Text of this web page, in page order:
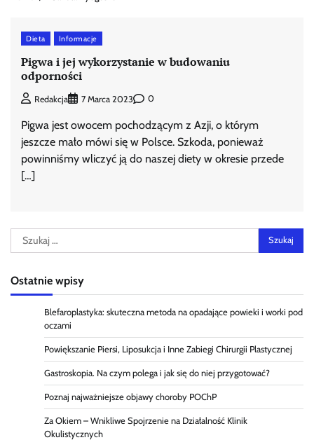
Dieta Informacje
Pigwa i jej wykorzystanie w budowaniu
odporności
Redakcja 7 Marca 2023 0
Pigwa jest owocem pochodzącym z Azji, o którym
jeszcze mało mówi się w Polsce. Szkoda, ponieważ
powinniśmy wliczyć ją do naszej diety w okresie przede
[…]
Szukaj:
Ostatnie wpisy
Blefaroplastyka: skuteczna metoda na opadające powieki i worki pod
oczami
Powiększanie Piersi, Liposukcja i Inne Zabiegi Chirurgii Plastycznej
Gastroskopia. Na czym polega i jak się do niej przygotować?
Poznaj najważniejsze objawy choroby POChP
Za Okiem – Wnikliwe Spojrzenie na Działalność Klinik
Okulistycznych